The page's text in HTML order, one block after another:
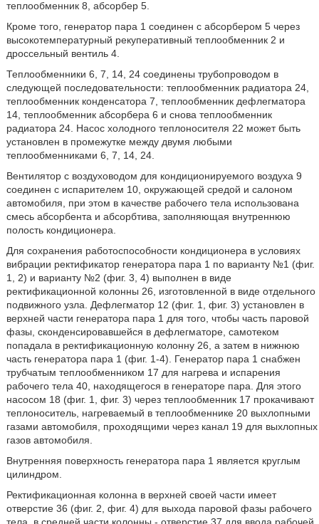
теплообменник 8, абсорбер 5.
Кроме того, генератор пара 1 соединен с абсорбером 5 через
высокотемпературный рекуперативный теплообменник 2 и
дроссельный вентиль 4.
Теплообменники 6, 7, 14, 24 соединены трубопроводом в
следующей последовательности: теплообменник радиатора 24,
теплообменник конденсатора 7, теплообменник дефлегматора
14, теплообменник абсорбера 6 и снова теплообменник
радиатора 24. Насос холодного теплоносителя 22 может быть
установлен в промежутке между двумя любыми
теплообменниками 6, 7, 14, 24.
Вентилятор с воздуховодом для кондиционируемого воздуха 9
соединен с испарителем 10, окружающей средой и салоном
автомобиля, при этом в качестве рабочего тела использована
смесь абсорбента и абсорбтива, заполняющая внутреннюю
полость кондиционера.
Для сохранения работоспособности кондиционера в условиях
вибрации ректификатор генератора пара 1 по варианту №1 (фиг.
1, 2) и варианту №2 (фиг. 3, 4) выполнен в виде
ректификационной колонны 26, изготовленной в виде отдельного
подвижного узла. Дефлегматор 12 (фиг. 1, фиг. 3) установлен в
верхней части генератора пара 1 для того, чтобы часть паровой
фазы, сконденсировавшейся в дефлегматоре, самотеком
попадала в ректификационную колонну 26, а затем в нижнюю
часть генератора пара 1 (фиг. 1-4). Генератор пара 1 снабжен
трубчатым теплообменником 17 для нагрева и испарения
рабочего тела 40, находящегося в генераторе пара. Для этого
насосом 18 (фиг. 1, фиг. 3) через теплообменник 17 прокачивают
теплоноситель, нагреваемый в теплообменнике 20 выхлопными
газами автомобиля, проходящими через канал 19 для выхлопных
газов автомобиля.
Внутренняя поверхность генератора пара 1 является круглым
цилиндром.
Ректификационная колонна в верхней своей части имеет
отверстие 36 (фиг. 2, фиг. 4) для выхода паровой фазы рабочего